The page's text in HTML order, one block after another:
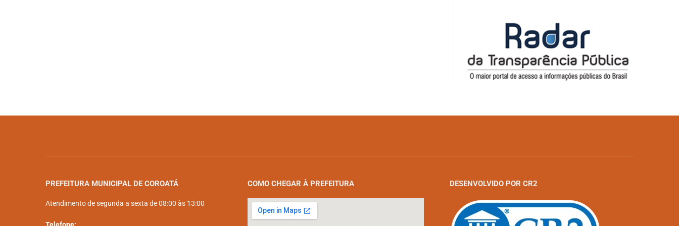
PREFEITURA MUNICIPAL DE COROATÁ
Atendimento de segunda a sexta de 08:00 às 13:00
COMO CHEGAR À PREFEITURA DESENVOLVIDO POR CR2